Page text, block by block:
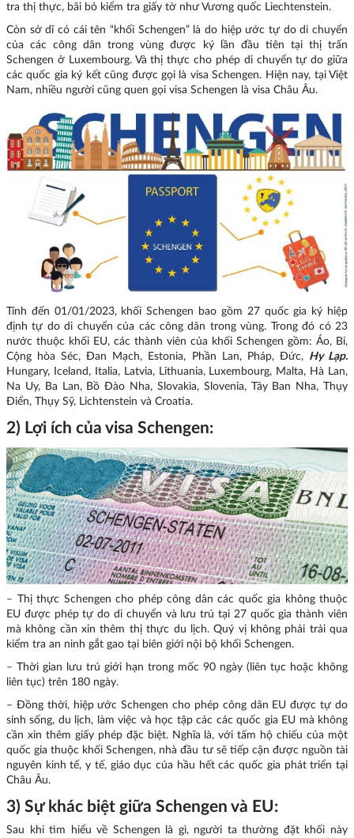
tra thị thực, bãi bỏ kiểm tra giấy tờ như Vương quốc Liechtenstein.
Còn sở dĩ có cái tên “khối Schengen” là do hiệp ước tự do di chuyển
của các công dân trong vùng được ký lần đầu tiên tại thị trấn
Schengen ở Luxembourg. Và thị thực cho phép di chuyển tự do giữa
các quốc gia ký kết cũng được gọi là visa Schengen. Hiện nay, tại Việt
Nam, nhiều người cũng quen gọi visa Schengen là visa Châu Âu.
Tính đến 01/01/2023, khối Schengen bao gồm 27 quốc gia ký hiệp
định tự do di chuyển của các công dân trong vùng. Trong đó có 23
nước thuộc khối EU, các thành viên của khối Schengen gồm: Áo, Bỉ,
Cộng hòa Séc, Đan Mạch, Estonia, Phần Lan, Pháp, Đức, Hy Lạp.
Hungary, Iceland, Italia, Latvia, Lithuania, Luxembourg, Malta, Hà Lan,
Na Uy, Ba Lan, Bồ Đào Nha, Slovakia, Slovenia, Tây Ban Nha, Thụy
Điển, Thụy Sỹ, Lichtenstein và Croatia.
2) Lợi ích của visa Schengen:
– Thị thực Schengen cho phép công dân các quốc gia không thuộc
EU được phép tự do di chuyển và lưu trú tại 27 quốc gia thành viên
mà không cần xin thêm thị thực du lịch. Quý vị không phải trải qua
kiểm tra an ninh gắt gao tại biên giới nội bộ khối Schengen.
– Thời gian lưu trú giới hạn trong mốc 90 ngày (liên tục hoặc không
liên tục) trên 180 ngày.
– Đồng thời, hiệp ước Schengen cho phép công dân EU được tự do
sinh sống, du lịch, làm việc và học tập các các quốc gia EU mà không
cần xin thêm giấy phép đặc biệt. Nghĩa là, với tấm hộ chiếu của một
quốc gia thuộc khối Schengen, nhà đầu tư sẽ tiếp cận được nguồn tài
nguyên kinh tế, y tế, giáo dục của hầu hết các quốc gia phát triển tại
Châu Âu.
3) Sự khác biệt giữa Schengen và EU:
Sau khi tìm hiểu về Schengen là gì, người ta thường đặt khối này